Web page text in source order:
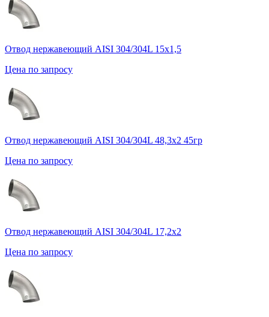
Отвод нержавеющий AISI 304/304L 15х1,5
Цена по запросу
Отвод нержавеющий AISI 304/304L 48,3х2 45гр
Цена по запросу
Отвод нержавеющий AISI 304/304L 17,2х2
Цена по запросу